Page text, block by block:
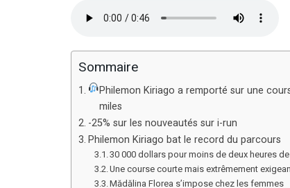
Sommaire
Philemon Kiriago a remporté sur une
miles
-25% sur les nouveautés sur i-run
Philemon Kiriago bat le record du parcours
30 000 dollars pour moins de deux heures
Une course courte mais extrêmement
Mădălina Florea s’impose chez les femmes